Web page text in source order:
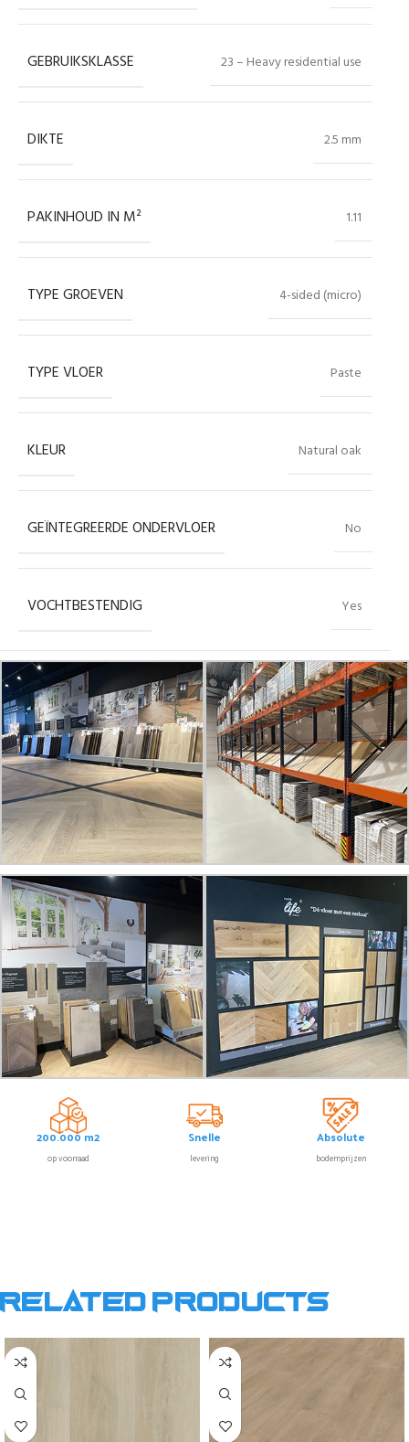
GEBRUIKSKLASSE 23 – Heavy residential use
DIKTE 2.5 mm
PAKINHOUD IN M² 1.11
TYPE GROEVEN 4-sided (micro)
TYPE VLOER Paste
KLEUR Natural oak
GEÏNTEGREERDE ONDERVLOER No
VOCHTBESTENDIG Yes
200.000 m2
op voorraad
Snelle
levering
Absolute
bodemprijzen
Related products